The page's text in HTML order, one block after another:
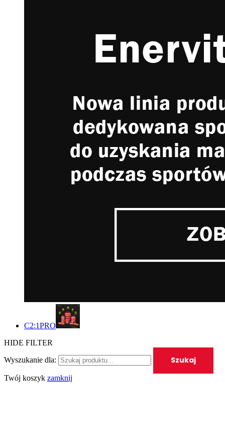
C2:1PRO
HIDE FILTER
Wyszukanie dla: Szukaj
Twój koszyk zamknij